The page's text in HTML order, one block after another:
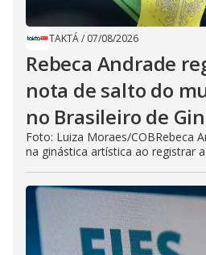
TAKTÁ/ 07/08/2026
Rebeca Andrade
nota de salto do
no Brasileiro de
Foto: Luiza Moraes/COBRebeca
na ginástica artística ao registrar